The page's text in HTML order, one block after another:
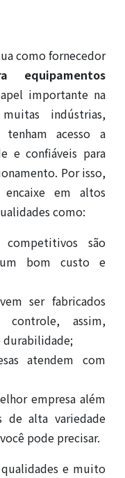
como fornecedor
equipamentos
importante na
indústrias,
acesso a
e confiáveis para
Por isso,
em altos
como:
são
um bom custo e
ser fabricados
assim,
durabilidade;
atendem com
empresa além
de alta variedade
pode precisar.
e muito